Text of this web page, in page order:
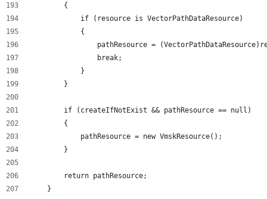
        {
            if (resource is VectorPathDataResource)
            {
pathResource =
                break;
            }
        }
        if (createIfNotExist && pathResource == null)
        {
            pathResource = new VmskResource();
        }
        return pathResource;
    }